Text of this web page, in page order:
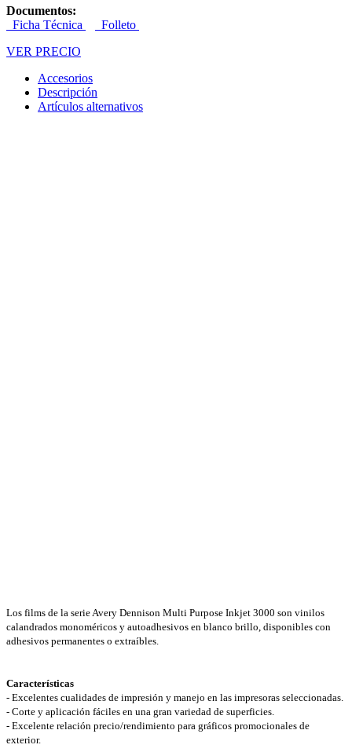
Documentos:
Ficha Técnica
Folleto
VER PRECIO
Accesorios
Descripción
Artículos alternativos
Los films de la serie Avery Dennison Multi Purpose Inkjet 3000 son vinilos
calandrados monoméricos y autoadhesivos en blanco brillo, disponibles con
adhesivos permanentes o extraíbles.
Características
- Excelentes cualidades de impresión y manejo en las impresoras seleccionadas.
- Corte y aplicación fáciles en una gran variedad de superficies.
- Excelente relación precio/rendimiento para gráficos promocionales de
exterior.